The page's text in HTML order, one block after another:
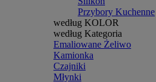
Przybory Kuchenne
według KOLOR
według Kategoria
Emaliowane Żeliwo
Kamionka
Czajniki
Młynki